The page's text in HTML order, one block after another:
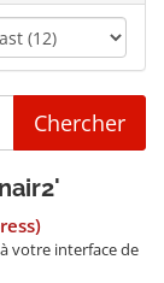
votre interface de